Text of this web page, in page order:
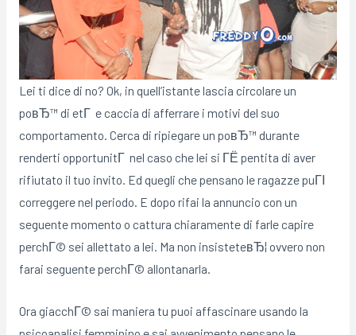
Lei ti dice di no? Ok, in quell’istante lascia circolare un
poвЂ™ di etГ e caccia di afferrare i motivi del suo
comportamento. Cerca di ripiegare un poвЂ™ durante
renderti opportunitГ nel caso che lei si ГЁ pentita di aver
rifiutato il tuo invito. Ed quegli che pensano le ragazze puГІ
correggere nel periodo. E dopo rifai la annuncio con un
seguente momento o cattura chiaramente di farle capire
perchГ© sei allettato a lei. Ma non insisteteвЂ¦ ovvero non
farai seguente perchГ© allontanarla.
Ora giacchГ© sai maniera tu puoi affascinare usando la